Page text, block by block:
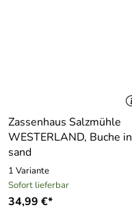
Zassenhaus Salzmühle
WESTERLAND, Buche in
sand
1 Variante
Sofort lieferbar
34,99 €*